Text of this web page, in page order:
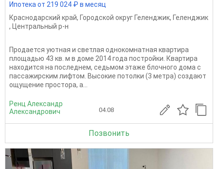
Ипотека от 219 024 ₽ в месяц
Краснодарский край, Городской округ Геленджик, Геленджик
, Центральный р-н
Продается уютная и светлая однокомнатная квартира
площадью 43 кв. м в доме 2014 года постройки. Квартира
находится на последнем, седьмом этаже блочного дома с
пассажирским лифтом. Высокие потолки (3 метра) создают
ощущение простора, а...
Ренц Александр
Александрович
04.08
Позвонить